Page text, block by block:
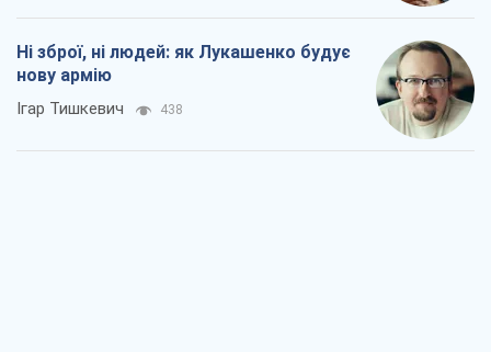
Ні зброї, ні людей: як Лукашенко будує
нову армію
Ігар Тишкевич 438